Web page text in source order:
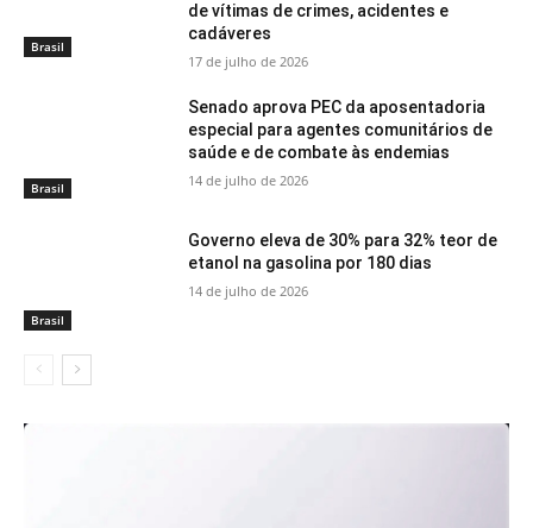
Brasil
de vítimas de crimes, acidentes e
cadáveres
17 de julho de 2026
Brasil
Senado aprova PEC da aposentadoria
especial para agentes comunitários de
saúde e de combate às endemias
14 de julho de 2026
Brasil
Governo eleva de 30% para 32% teor de
etanol na gasolina por 180 dias
14 de julho de 2026